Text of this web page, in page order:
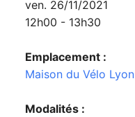
ven. 26/11/2021
12h00 - 13h30
Emplacement :
Maison du Vélo Lyon
Modalités :